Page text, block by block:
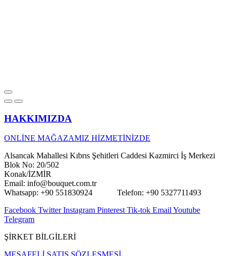
HAKKIMIZDA
ONLİNE MAĞAZAMIZ HİZMETİNİZDE
Alsancak Mahallesi Kıbrıs Şehitleri Caddesi Kazmirci İş Merkezi
Blok No: 20/502
Konak/İZMİR
Email: info@bouquet.com.tr
Whatsapp: +90 551830924 Telefon: +90 5327711493
Facebook Twitter Instagram Pinterest Tik-tok Email Youtube
Telegram
ŞİRKET BİLGİLERİ